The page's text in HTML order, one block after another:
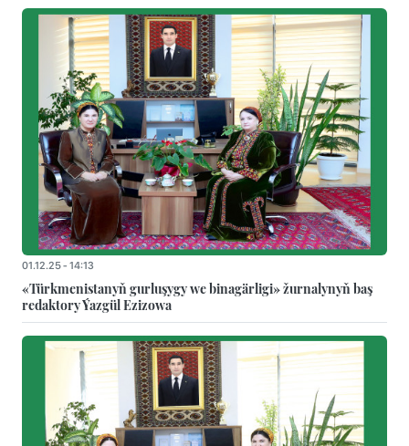
01.12.25 - 14:13
«Türkmenistanyň gurluşygy we binagärligi» žurnalynyň baş
redaktory Ýazgül Ezizowa